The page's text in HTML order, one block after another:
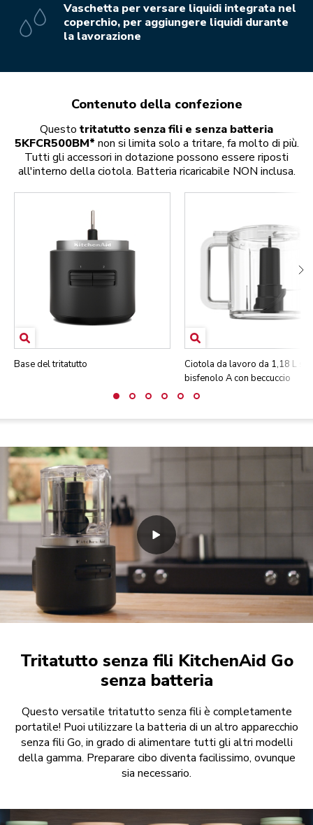
Vaschetta per versare liquidi integrata nel
coperchio, per aggiungere liquidi durante
la lavorazione
Contenuto della confezione
Questo tritatutto senza fili e senza batteria
5KFCR500BM* non si limita solo a tritare, fa molto di più.
Tutti gli accessori in dotazione possono essere riposti
all'interno della ciotola. Batteria ricaricabile NON inclusa.
Base del tritatutto
Ciotola da lavoro da 1,18 L
bisfenolo A con beccuccio
Tritatutto senza fili KitchenAid Go
senza batteria
Questo versatile tritatutto senza fili è completamente
portatile! Puoi utilizzare la batteria di un altro apparecchio
senza fili Go, in grado di alimentare tutti gli altri modelli
della gamma. Preparare cibo diventa facilissimo, ovunque
sia necessario.